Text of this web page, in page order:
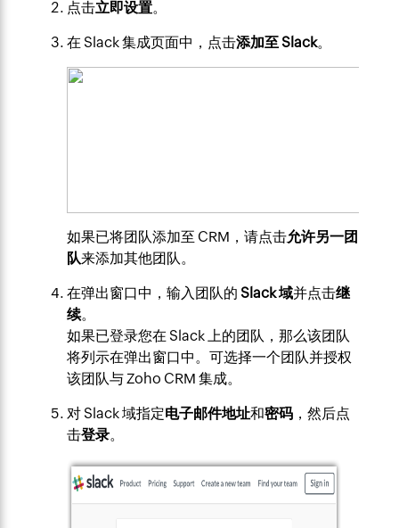
点击立即设置。
在 Slack 集成页面中，点击添加至 Slack。
如果已将团队添加至 CRM，请点击允许另一团
队来添加其他团队。
在弹出窗口中，输入团队的 Slack域并点击继
续。
如果已登录您在 Slack 上的团队，那么该团队
将列示在弹出窗口中。可选择一个团队并授权
该团队与 Zoho CRM 集成。
对 Slack 域指定电子邮件地址和密码，然后点
击登录。